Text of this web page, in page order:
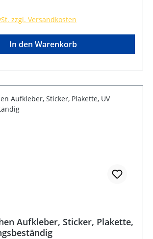
zzgl. Versandkosten
In den Warenkorb
Aufkleber, Sticker, Plakette,